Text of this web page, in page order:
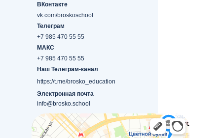
+7 985 470 55 55
Телеграм
info@brosko.school
Электронная почта
https://t.me/brosko_education
Наш Телеграм-канал
+7 985 470 55 55
МАКС
vk.com/broskoschool
ВКонтакте